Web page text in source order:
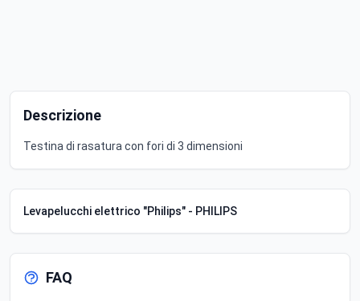
Descrizione
Testina di rasatura con fori di 3 dimensioni
Levapelucchi elettrico "Philips" - PHILIPS
FAQ